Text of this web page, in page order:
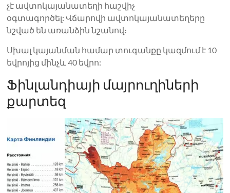
չէ ավտոկայանատեղի հաշվիչ
օգտագործել: Վճարովի ավտոկայանատեղերը
նշված են առանձին նշանով։
Սխալ կայանման համար տուգանքը կազմում է 10
եվրոյից մինչև 40 եվրո:
Ֆինլանդիայի մայրուղիների
քարտեզ